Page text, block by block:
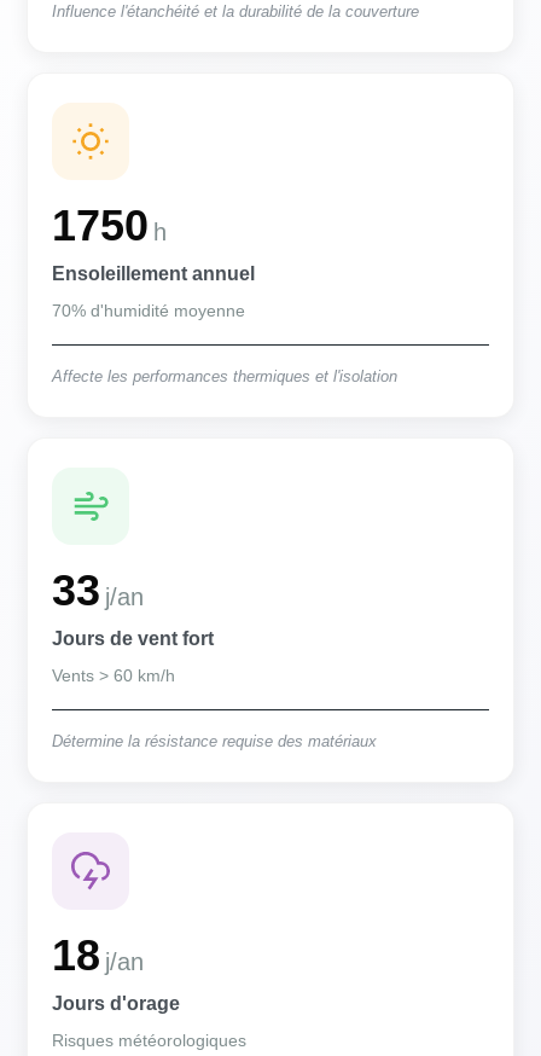
Influence l'étanchéité et la durabilité de la couverture
1750 h
Ensoleillement annuel
70% d'humidité moyenne
Affecte les performances thermiques et l'isolation
33 j/an
Jours de vent fort
Vents > 60 km/h
Détermine la résistance requise des matériaux
18 j/an
Jours d'orage
Risques météorologiques